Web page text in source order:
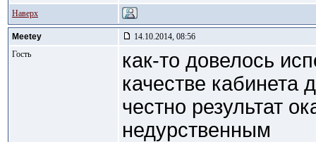
Наверх
Meetey
14.10.2014, 08:56
Гость
как-то довелось
качестве кабинета
честно результат
недурственным